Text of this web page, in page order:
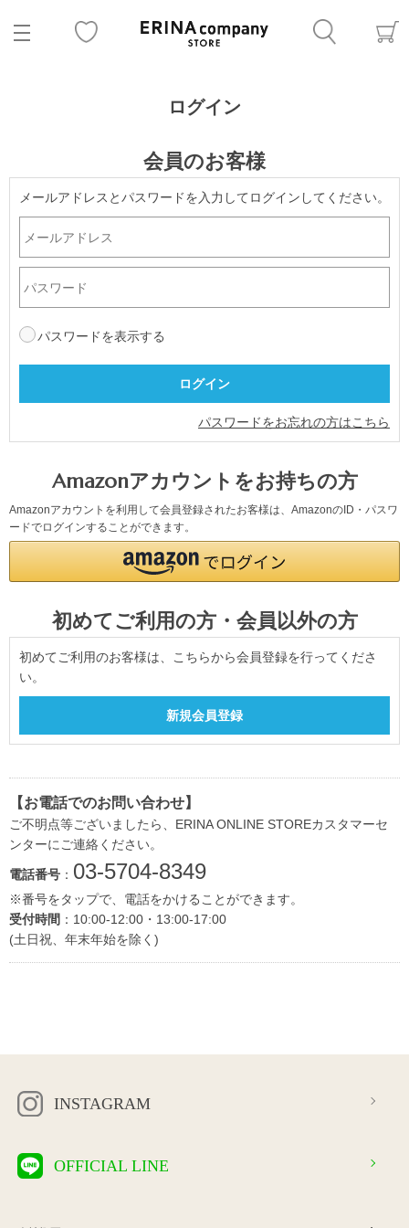
ログイン
会員のお客様
メールアドレスとパスワードを入力してログインしてください。
パスワードを表示する
パスワードをお忘れの方はこちら
Amazonアカウントをお持ちの方
Amazonアカウントを利用して会員登録されたお客様は、AmazonのID・パスワ
ードでログインすることができます。
初めてご利用の方・会員以外の方
初めてご利用のお客様は、こちらから会員登録を行ってくださ
い。
【お電話でのお問い合わせ】
ご不明点等ございましたら、ERINA ONLINE STOREカスタマーセ
ンターにご連絡ください。
電話番号 ： 03-5704-8349
※番号をタップで、電話をかけることができます。
受付時間 ：10:00-12:00・13:00-17:00
(土日祝、年末年始を除く)
INSTAGRAM
OFFICIAL LINE